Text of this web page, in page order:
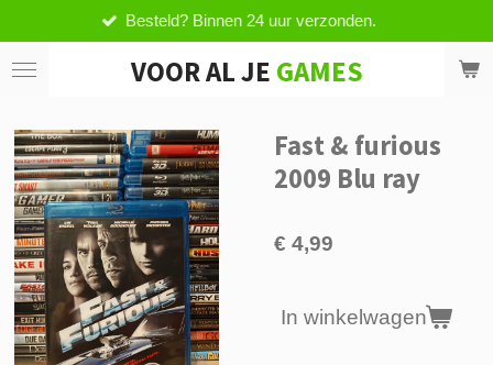
direct
naar
VOOR AL JE GAMES
Binnen 24 uur verzonden.
Fast & furious
2009 Blu ray
€ 4,99
In winkelwagen